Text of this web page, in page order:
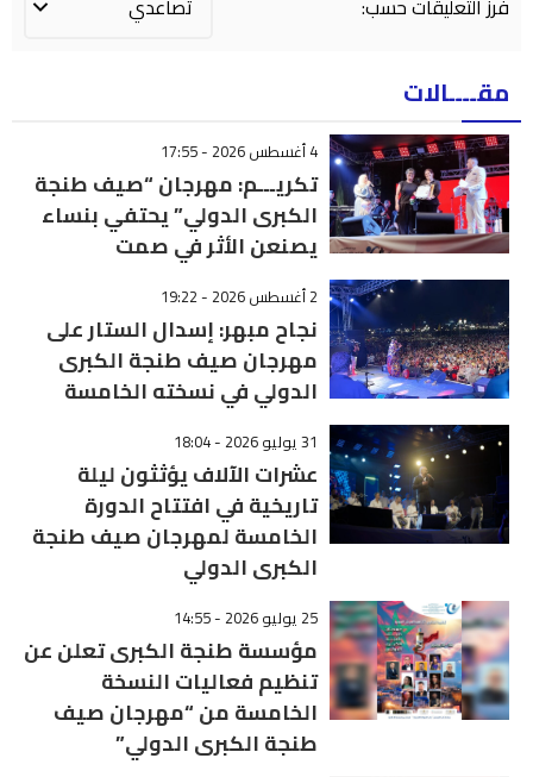
فرز التعليقات حسب:
مقــــالات
4 أغسطس 2026 - 17:55
تكريـــم: مهرجان “صيف طنجة
الكبرى الدولي” يحتفي بنساء
يصنعن الأثر في صمت
2 أغسطس 2026 - 19:22
نجاح مبهر: إسدال الستار على
مهرجان صيف طنجة الكبرى
الدولي في نسخته الخامسة
31 يوليو 2026 - 18:04
عشرات الآلاف يؤثثون ليلة
تاريخية في افتتاح الدورة
الخامسة لمهرجان صيف طنجة
الكبرى الدولي
25 يوليو 2026 - 14:55
مؤسسة طنجة الكبرى تعلن عن
تنظيم فعاليات النسخة
الخامسة من “مهرجان صيف
طنجة الكبرى الدولي”